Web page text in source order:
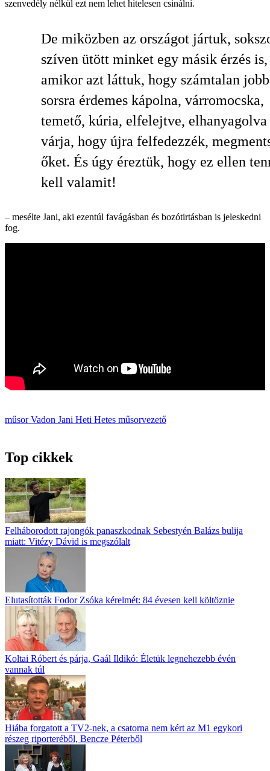
szenvedély nélkül ezt nem lehet hitelesen csinálni.
De miközben az országot jártuk,
szíven ütött minket egy másik érzés is,
amikor azt láttuk, hogy számtalan jobb
sorsra érdemes kápolna, várromocska,
temető, kúria, elfelejtve, elhanyagolva
várja, hogy újra felfedezzék,
őket. És úgy éreztük, hogy ez ellen
kell valamit!
– mesélte Jani, aki ezentúl favágásban és bozótirtásban is jeleskedni
fog.
műsorVadon Jani Heti Hetes műsorvezető
Top cikkek
Felháborodott rajongók panaszkodnak Sebestyén Balázs bulija
miatt: Vitézy Dávid is megszólalt
Elutasították Fodor Zsóka kérelmét: 84 évesen kell költöznie
Koltai Róbert és párja, Gaál Ildikó: Életük legnehezebb évén
vannak túl
Hiába forgatott a TV2-nek, a csatorna nem kért az M1 egykori
részeg riporteréből, Bencze Péterből